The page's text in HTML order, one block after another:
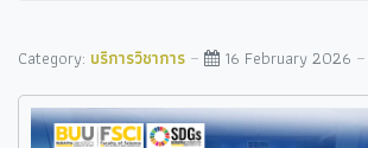
Category: บริการวิชาการ 16 February 2026